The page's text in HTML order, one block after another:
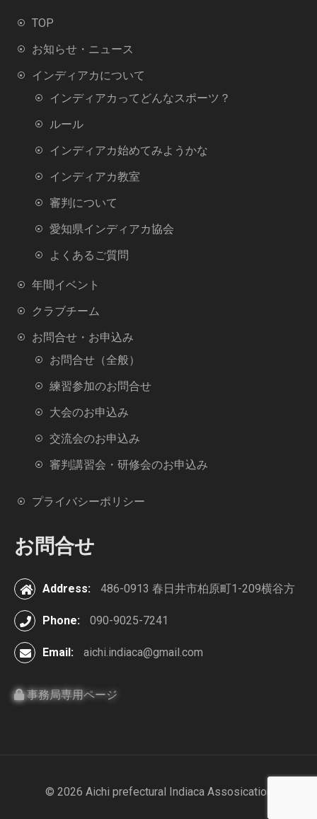
k
TOP
お知らせ・ニュース
インディアカについて
インディアカってどんなスポーツ？
ルール
インディアカ始めてみようかな
インディアカ教室
審判について
愛知県インディアカ協会
よくあるご質問
年間イベント
クラブチーム
お問合せ・お申込み
お問合せ（全般）
練習参加のお問合せ
大会のお申込み
交流会のお申込み
審判講習会・研修会のお申込み
プライバシーポリシー
お問合せ
Address: 486-0913 春日井市柏原町1-209横谷方
Phone: 090-9025-7241
Email: aichi.indiaca@gmail.com
事務局専用ページ
© 2026 Aichi prefectural Indiaca Assosication